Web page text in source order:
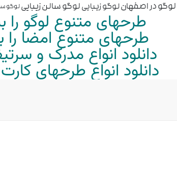
لوگو در اصفهانلوگو زیباییلوگو سالن زیباییلوگو
طرحهای متنوع لوگو را
طرحهای متنوع امضا را
دانلود انواع مدرک و
دانلود انواع طرحهای